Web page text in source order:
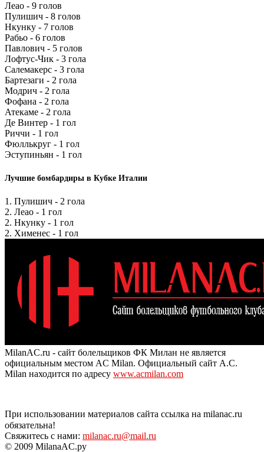
Леао - 9 голов
Пулишич - 8 голов
Нкунку - 7 голов
Рабьо - 6 голов
Павлович - 5 голов
Лофтус-Чик - 3 гола
Салемакерс - 3 гола
Бартезаги - 2 гола
Модрич - 2 гола
Фофана - 2 гола
Атекаме - 2 гола
Де Винтер - 1 гол
Риччи - 1 гол
Фюллькруг - 1 гол
Эступиньян - 1 гол
Лучшие бомбардиры в Кубке Италии
1. Пулишич - 2 гола
2. Леао - 1 гол
2. Нкунку - 1 гол
2. Хименес - 1 гол
MilanAC.ru - сайт болельщиков ФК Милан не является
официальным местом AC Milan. Официальный сайт A.C.
Milan находится по адресу www.acmilan.com
При использовании материалов сайта ссылка на milanac.ru
обязательна!
Свяжитесь с нами: milanac.ru@mail.ru
© 2009 MilanaAC.ру